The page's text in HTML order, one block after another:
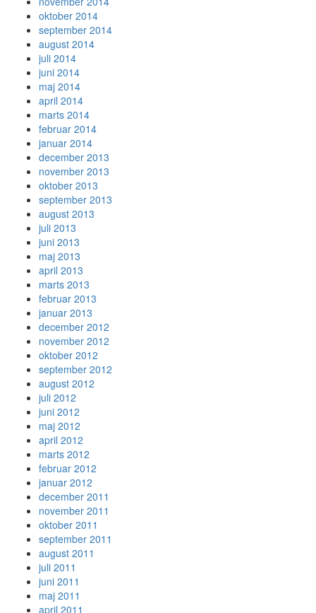
oktober 2014
september 2014
august 2014
juli 2014
juni 2014
maj 2014
april 2014
marts 2014
februar 2014
januar 2014
december 2013
november 2013
oktober 2013
september 2013
august 2013
juli 2013
juni 2013
maj 2013
april 2013
marts 2013
februar 2013
januar 2013
december 2012
november 2012
oktober 2012
september 2012
august 2012
juli 2012
juni 2012
maj 2012
april 2012
marts 2012
februar 2012
januar 2012
december 2011
november 2011
oktober 2011
september 2011
august 2011
juli 2011
juni 2011
maj 2011
april 2011